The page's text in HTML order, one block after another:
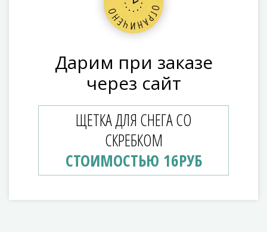
Дарим при заказе
через сайт
ЩЕТКА ДЛЯ СНЕГА СО
СКРЕБКОМ
СТОИМОСТЬЮ 16РУБ